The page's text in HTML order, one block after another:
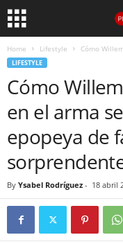
Home Lifestyle Cómo
LIFESTYLE
Cómo
en el arma
epopeya de
By Ysabel Rodríguez - 18 abril